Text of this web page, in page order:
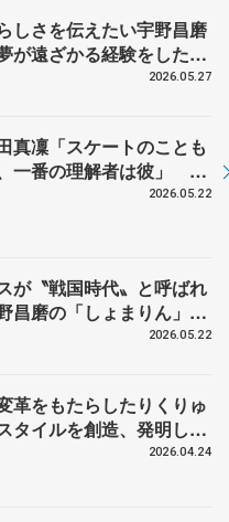
しさを伝えたい宇野昌磨
が遠ざかる経験をした本
2026.05.27
真凜「スケートのことも
一番の理解者は彼」 引
ンタビューで語った競技
2026.05.22
が〝戦国時代〟と呼ばれ
磨の「しょまりん」ら
いで参戦 国内の競争激
2026.05.22
革をもたらしたりくりゅ
イルを創造、発明した
②】
2026.04.24